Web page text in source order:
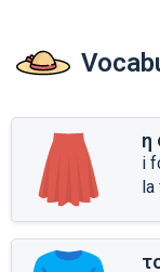
η
i
la